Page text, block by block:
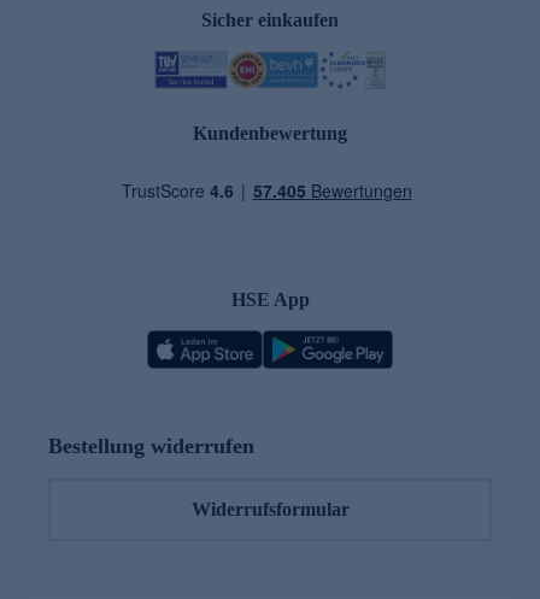
Sicher einkaufen
Kundenbewertung
HSE App
Bestellung widerrufen
Widerrufsformular